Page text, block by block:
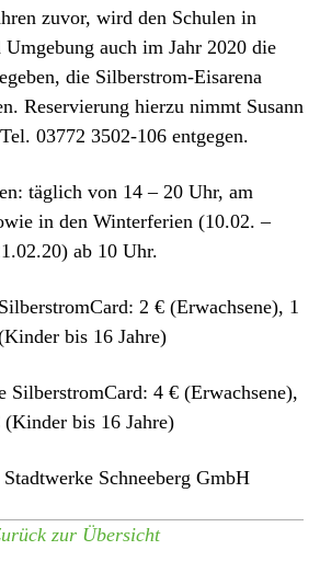
zuvor, wird den Schulen in
Umgebung auch im Jahr 2020 die
die Silberstrom-Eisarena
Reservierung hierzu nimmt Susann
03772 3502-106 entgegen.
täglich von 14 – 20 Uhr, am
in den Winterferien (10.02. –
ab 10 Uhr.
2 € (Erwachsene), 1
bis 16 Jahre)
SilberstromCard: 4 € (Erwachsene),
(Kinder bis 16 Jahre)
Schneeberg GmbH
zur Übersicht